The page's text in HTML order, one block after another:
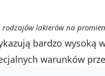
lakierów na
bardzo wysoką
warunków